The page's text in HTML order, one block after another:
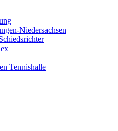
Niedersachsen
Tennishalle